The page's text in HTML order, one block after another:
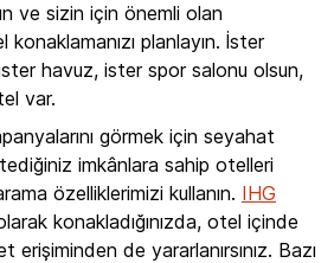
ve sizin için önemli olan
planlayın. İster
havuz, ister spor salonu olsun,
var.
görmek için seyahat
imkânlara sahip otelleri
özelliklerimizi kullanın. IHG
konakladığınızda, otel içinde
de yararlanırsınız. Bazı